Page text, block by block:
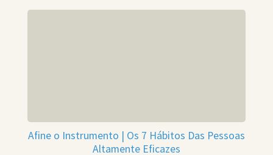
Afine o Instrumento | Os 7 Hábitos Das Pessoas
Altamente Eficazes